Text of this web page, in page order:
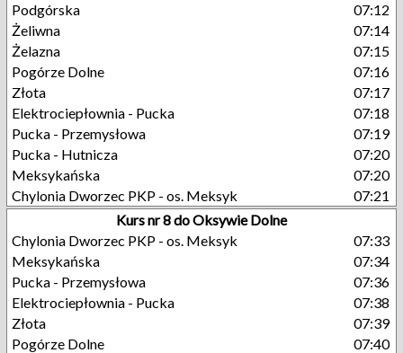
Podgórska
07:12
Żeliwna
07:14
Żelazna
07:15
Pogórze Dolne
07:16
Złota
07:17
Elektrociepłownia - Pucka
07:18
Pucka - Przemysłowa
07:19
Pucka - Hutnicza
07:20
Meksykańska
07:20
Chylonia Dworzec PKP - os. Meksyk
07:21
Kurs nr 8 do Oksywie Dolne
Chylonia Dworzec PKP - os. Meksyk
07:33
Meksykańska
07:34
Pucka - Przemysłowa
07:36
Elektrociepłownia - Pucka
07:38
Złota
07:39
Pogórze Dolne
07:40